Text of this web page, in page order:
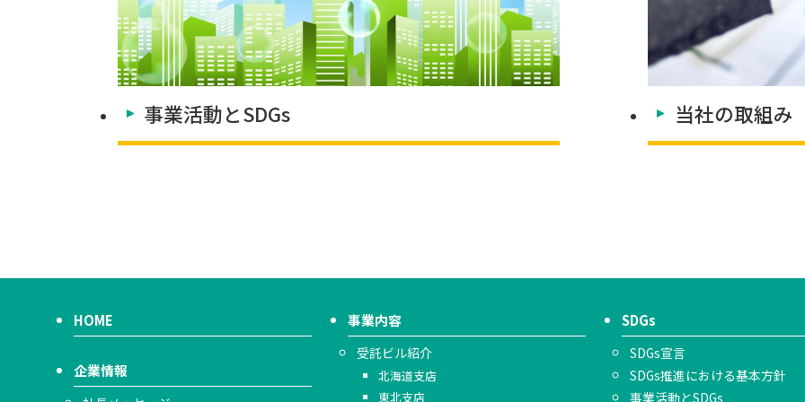
事業活動とSDGs 当社の取組み
HOME
企業情報
事業内容
受託ビル紹介
北海道支店
東北支店
SDGs
SDGs宣言
SDGs推進における基本方針
事業活動とSDGs